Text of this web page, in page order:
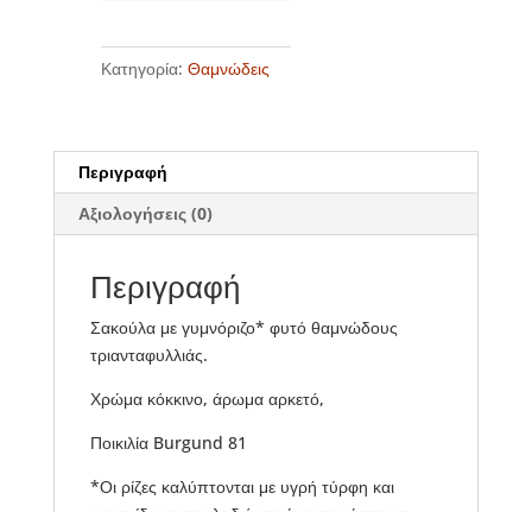
Κατηγορία: Θαμνώδεις
Περιγραφή
Αξιολογήσεις (0)
Περιγραφή
Σακούλα με γυμνόριζο* φυτό θαμνώδους
τριανταφυλλιάς.
Χρώμα κόκκινο, άρωμα αρκετό,
Ποικιλία Burgund 81
*Οι ρίζες καλύπτονται με υγρή τύρφη και